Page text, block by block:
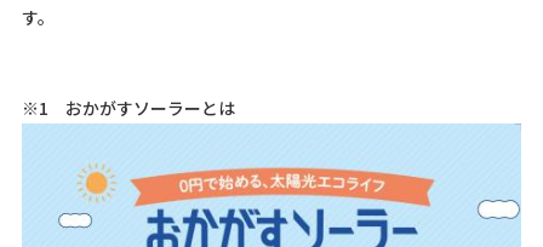
す。
※1 おかがすソーラーとは